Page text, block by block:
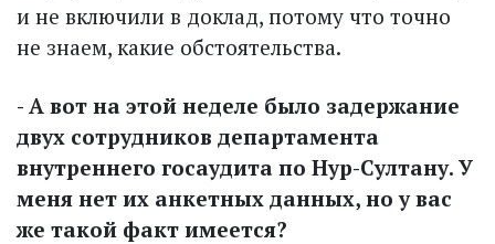
и не включили в доклад, потому что точно
не знаем, какие обстоятельства.
- А вот на этой неделе было задержание
двух сотрудников департамента
внутреннего гос­аудита по Нур-Султану. У
меня нет их анкетных данных, но у вас
же такой факт имеется?